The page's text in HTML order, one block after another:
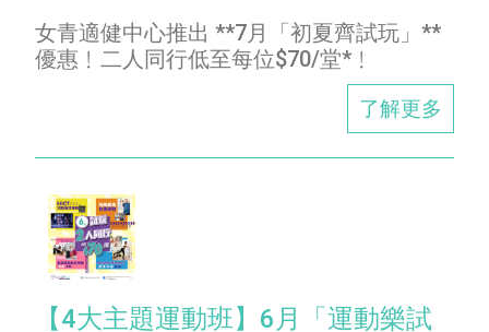
女青適健中心推出 **7月「初夏齊試玩」**
優惠﹗二人同行低至每位$70/堂*﹗
了解更多
【4大主題運動班】6月「運動樂試